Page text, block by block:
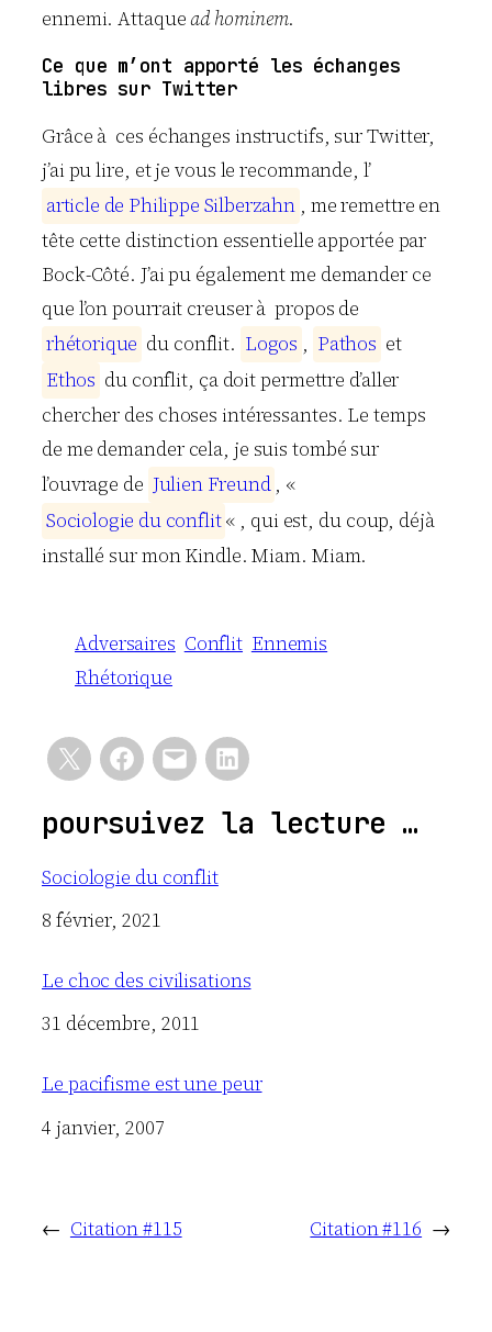
ennemi. Attaquead hominem.
Ce que m’ont apporté les échanges
libres sur Twitter
Grâce à ces échanges instructifs, sur Twitter,
j’ai pu lire, et je vous le recommande, l’
article de Philippe Silberzahn , me remettre en
tête cette distinction essentielle apportée par
Bock-Côté. J’ai pu également me demander ce
que l’on pourrait creuser à propos de
rhétorique du conflit. Logos , Pathos et
Ethos du conflit, ça doit permettre d’aller
chercher des choses intéressantes. Le temps
de me demander cela, je suis tombé sur
l’ouvrage de Julien Freund , «
Sociologie du conflit« , qui est, du coup, déjà
installé sur mon Kindle. Miam. Miam.
Adversaires Conflit Ennemis
Rhétorique
poursuivez la lecture …
Sociologie du conflit
Date
8 février, 2021
Le choc des civilisations
Date
31 décembre, 2011
Le pacifisme est une peur
Date
4 janvier, 2007
← Citation #115 Citation #116 →